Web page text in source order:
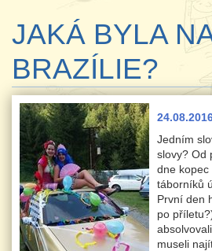
JAKÁ BYLA
BRAZÍLIE?
Jedním
slovy? Od
dne kopec
táborníků
První den
po
museli